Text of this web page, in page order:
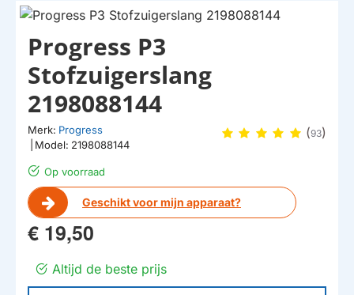
Op voorraad
Geschikt voor mijn apparaat?
Progress P3
Stofzuigerslang
2198088144
Merk: Progress
Model: 2198088144
(93)
€ 19,50
Altijd de beste prijs